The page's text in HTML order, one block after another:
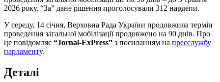
2026 року. “За” дане рішення проголосували 312 нардепи.
У середу, 14 січня, Верховна Рада України продовжила термін
проведення загальної мобілізації продовжено на 90 днів. Про
це повідомляє “Jornal-ExPress” з посиланням на пресслужбу
парламенту.
Деталі